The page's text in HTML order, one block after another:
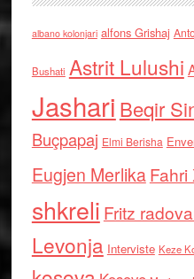
albano kolonjari alfons Grishaj
Bushati Astrit Lulushi
Jashari Beqir
Buçpapaj Elmi Berisha
Eugjen MerlikaFahri
shkreli Fritz
Levonja Interviste Keze